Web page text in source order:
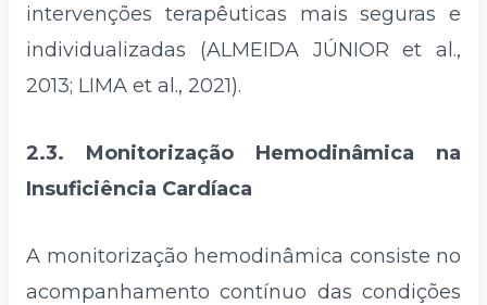
intervenções terapêuticas mais seguras e
individualizadas (ALMEIDA JÚNIOR et al.,
2013; LIMA et al., 2021).
2.3. Monitorização Hemodinâmica na
Insuficiência Cardíaca
A monitorização hemodinâmica consiste no
acompanhamento contínuo das condições